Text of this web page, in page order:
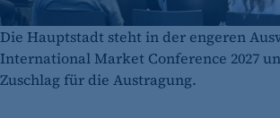
Die Hauptstadt steht in der engeren
International Market Conference 2027
Zuschlag für die Austragung.